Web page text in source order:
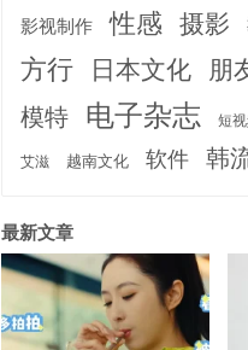
影视制作 性感 摄影
方行 日本文化 朋
模特 电子杂志 短
艾滋 越南文化 软件 韩
最新文章